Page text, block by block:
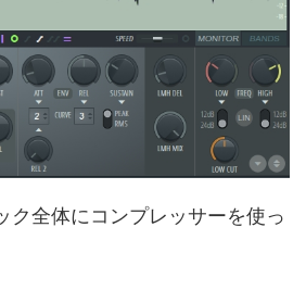
ク全体にコンプレッサーを使っ